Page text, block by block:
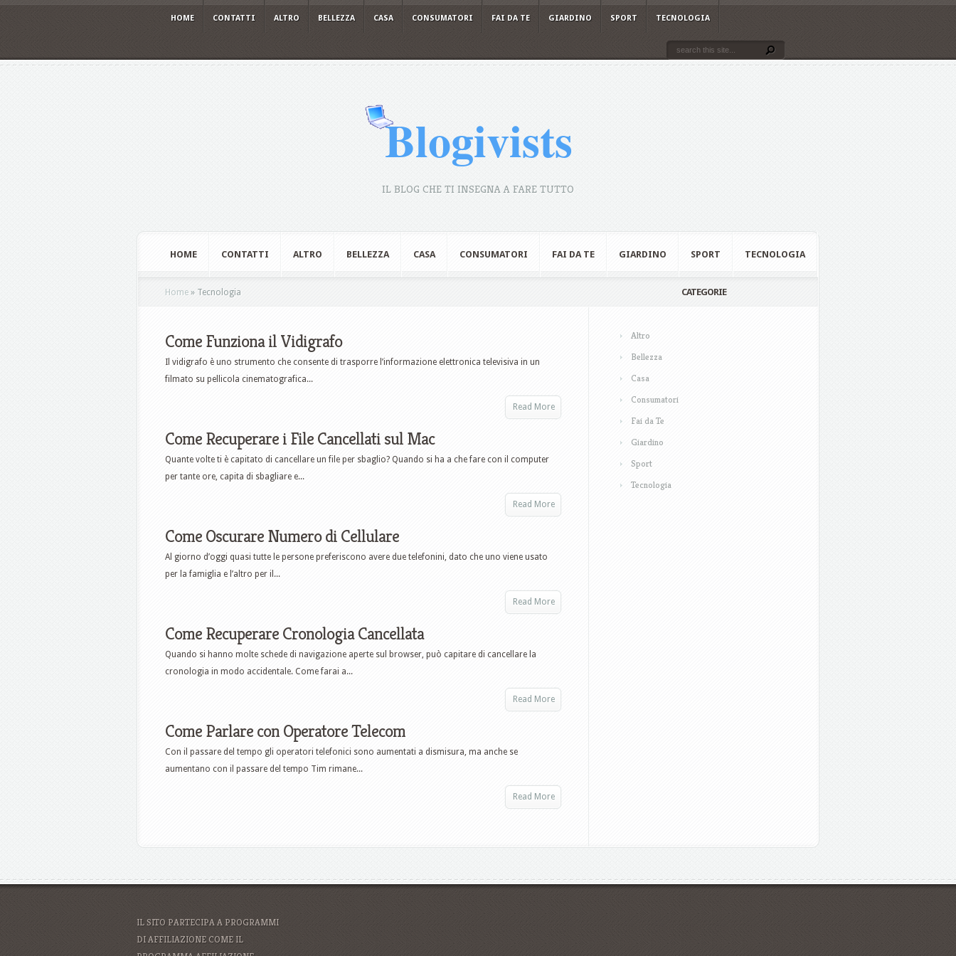
HOME CONTATTI ALTRO BELLEZZA CASA CONSUMATORI FAI DA TE GIARDINO SPORT TECNOLOGIA
IL BLOG CHE TI INSEGNA A FARE TUTTO
HOME CONTATTI ALTRO BELLEZZA CASA CONSUMATORI FAI DA TE GIARDINO SPORT TECNOLOGIA
Home » Tecnologia
Come Funziona il Vidigrafo
Il vidigrafo è uno strumento che consente di trasporre l’informazione elettronica televisiva in un
filmato su pellicola cinematografica...
Read More
Come Recuperare i File Cancellati sul Mac
Quante volte ti è capitato di cancellare un file per sbaglio? Quando si ha a che fare con il computer
per tante ore, capita di sbagliare e...
Read More
Come Oscurare Numero di Cellulare
Al giorno d’oggi quasi tutte le persone preferiscono avere due telefonini, dato che uno viene usato
per la famiglia e l’altro per il...
Read More
Come Recuperare Cronologia Cancellata
Quando si hanno molte schede di navigazione aperte sul browser, può capitare di cancellare la
cronologia in modo accidentale. Come farai a...
Read More
Come Parlare con Operatore Telecom
Con il passare del tempo gli operatori telefonici sono aumentati a dismisura, ma anche se
aumentano con il passare del tempo Tim rimane...
Read More
CATEGORIE
Altro
Bellezza
Casa
Consumatori
Fai da Te
Giardino
Sport
Tecnologia
IL SITO PARTECIPA A PROGRAMMI
DI AFFILIAZIONE COME IL